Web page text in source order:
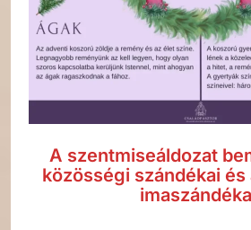
A szentmiseáldozat
közösségi szándékai